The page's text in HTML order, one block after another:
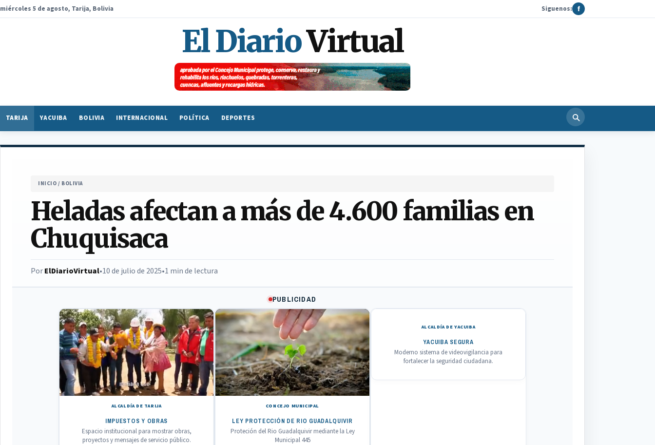
miércoles 5 de agosto, Tarija, Bolivia Siguenos: f
El DiarioVirtual
TARIJA YACUIBA BOLIVIA INTERNACIONAL POLÍTICA DEPORTES
INICIO / BOLIVIA
Heladas afectan a más de 4.600 familias en
Chuquisaca
PorElDiarioVirtual•10 de julio de 2025•1 min de lectura
PUBLICIDAD
ALCALDÍA DE TARIJA
IMPUESTOS Y OBRAS
Espacio institucional para mostrar obras,
proyectos y mensajes de servicio público.
CONCEJO MUNICIPAL
LEY PROTECCIÓN DE RIO GUADALQUIVIR
Proteción del Rio Guadalquivir mediante la Ley
Municipal 445
ALCALDÍA DE YACUIBA
YACUIBA SEGURA
Moderno sistema de videovigilancia para
fortalecer la seguridad ciudadana.